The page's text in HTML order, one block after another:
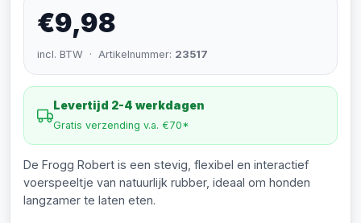
€9,98
incl. BTW · Artikelnummer: 23517
Levertijd 2-4 werkdagen
Gratis verzending v.a. €70*
De Frogg Robert is een stevig, flexibel en interactief
voerspeeltje van natuurlijk rubber, ideaal om honden
langzamer te laten eten.